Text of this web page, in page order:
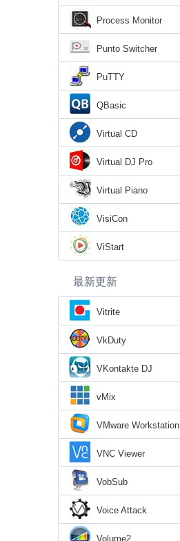
Process Monitor
Punto Switcher
PuTTY
QBasic
Virtual CD
Virtual DJ Pro
Virtual Piano
VisiCon
ViStart
最新更新
Vitrite
VkDuty
VKontakte DJ
vMix
VMware Workstation
VNC Viewer
VobSub
Voice Attack
Volume2